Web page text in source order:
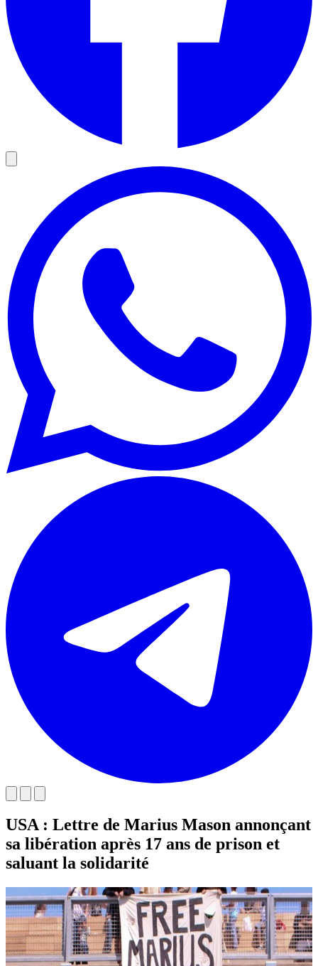
USA : Lettre de Marius Mason annonçant
sa libération après 17 ans de prison et
saluant la solidarité